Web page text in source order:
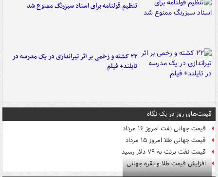
تنظیم قولنامه برای اسناد سبزرنگ ممنوع شد
۲۲ کشته و زخمی بر اثر تیراندازی در یک مدرسه در
تایلند+ فیلم
قیمت‌های روز در یک نگاه
قیمت جهانی نفت امروز ۱۶ مرداد
قیمت جهانی طلا امروز ۱۵ مرداد
قیمت نفت برنت به ۷۹ دلار رسید
افزایش قیمت طلا و نقره جهانی